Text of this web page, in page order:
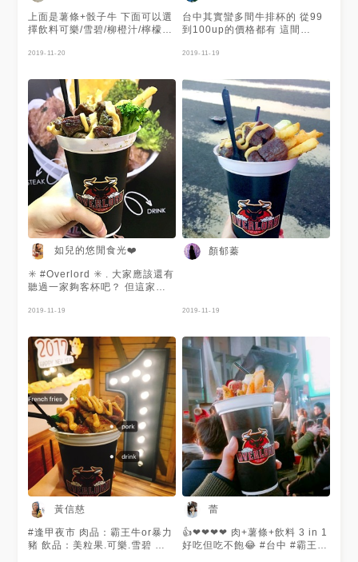
上面是薯條+骰子牛 下面可以選
擇飲料可樂/雪碧/柳橙汁/檸檬紅
是輸太慘ㄌ #逢甲夜市#必吃#超
2019-11-20
台中其實蠻多間牛排杯的 從99
到100up的價格都有 這間
種選擇 上面是牛排+薯條（醬有
可樂雪碧柳橙汁三種選擇唷～
😋😋👍🏼👍🏼
2019-11-19
如兒的悠閒食光❤️
✳️ #Overlord ✳️ . 大家應該還有
聽過一家夠客杯吧？ 但這家是
店調酒師、吧檯、DJ合資 販售
手拿杯 一舉三得👍 如果是一個
人吃一定很飽😋 。 兩家店都在
逢甲商圈 創始店-在地球村美語
前面，是一個牛頭外觀造型攤
販，吸引不少人潮 概念店-在繼
光香香雞那條路，是店面，採用
夜店燈光及相關元素，也很引人
注目 。 🔅 #霸王牛 $120 牛肉
肉質軟嫩，大約有13塊 薯條炸
得也很酥脆 共同淋上特製醬料
超搭der💜 而飲品有四種選擇-
可樂.雪碧.檸檬紅茶.柳橙汁 。 #
台中 #台中美食 #twig #台中餐
廳 #西屯區 #逢甲 #炒冰 #好食
#美食 #如ㄦの悠閒食光 #部落
客 #instagram 。
🔗Instagram同步分享
2019-11-19
顏郁蓁
2019-11-19
黃信慈
#逢甲夜市 肉品：霸王牛or暴力
豬 飲品：美粒果.可樂.雪碧 營
蕾
👍❤❤❤❤ 肉+薯條+飲料 3 in 1
好吃但吃不飽😂 #台中 #霸王牛